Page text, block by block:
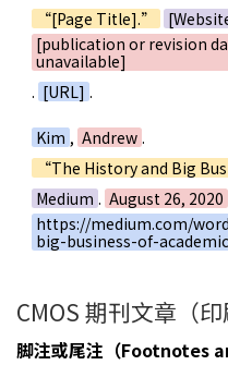
“[Page Title].”
[publication or revision
unavailable]
. [URL] .
Kim , Andrew .
“The History and Big
Medium . August 26, 2020
https://medium.com/
big-business-of-
CMOS 期刊文章（印
脚注或尾注（Footnotes